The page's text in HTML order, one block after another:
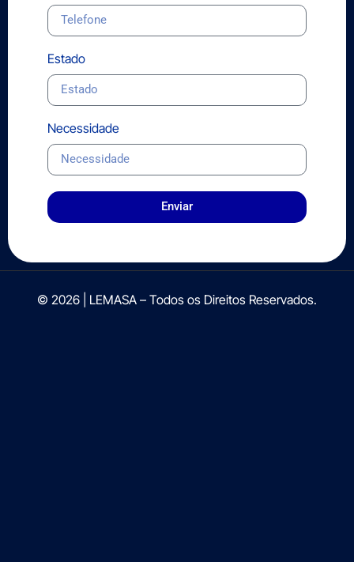
Estado
Necessidade
Enviar
© 2026 | LEMASA – Todos os Direitos Reservados.